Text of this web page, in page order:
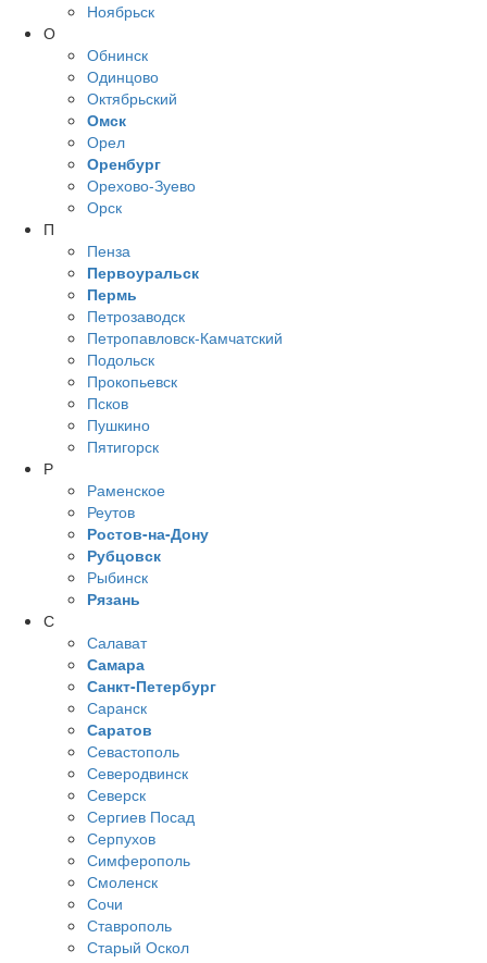
Ноябрьск
О
Обнинск
Одинцово
Октябрьский
Омск
Орел
Оренбург
Орехово-Зуево
Орск
П
Пенза
Первоуральск
Пермь
Петрозаводск
Петропавловск-Камчатский
Подольск
Прокопьевск
Псков
Пушкино
Пятигорск
Р
Раменское
Реутов
Ростов-на-Дону
Рубцовск
Рыбинск
Рязань
С
Салават
Самара
Санкт-Петербург
Саранск
Саратов
Севастополь
Северодвинск
Северск
Сергиев Посад
Серпухов
Симферополь
Смоленск
Сочи
Ставрополь
Старый Оскол